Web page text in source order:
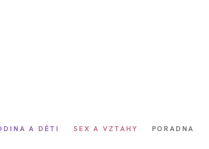
A DĚTI SEX A VZTAHY PORADNA